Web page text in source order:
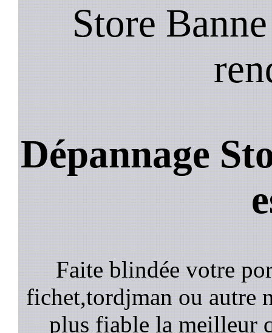
Store
Dépannage
Faite blindée votre
fichet,tordjman ou autre
plus fiable la meilleur